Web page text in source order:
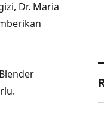
Dr. Maria